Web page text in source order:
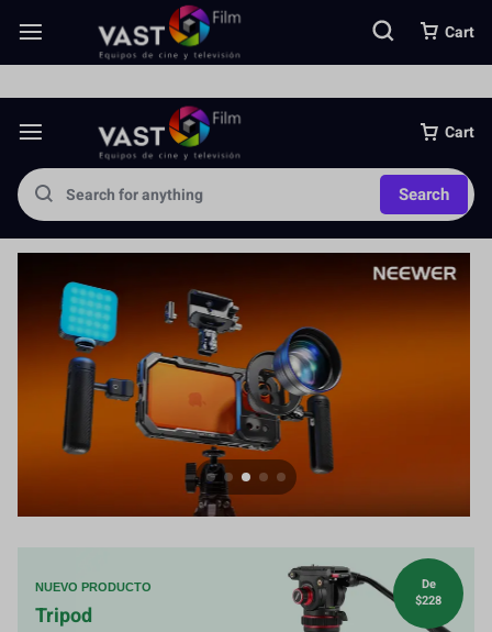
Somos una importante empresa importadora directa de equipos
Cart
Search
Cart
Jaula para Cámara
Más
NUEVO PRODUCTO
Tripod
De
$228